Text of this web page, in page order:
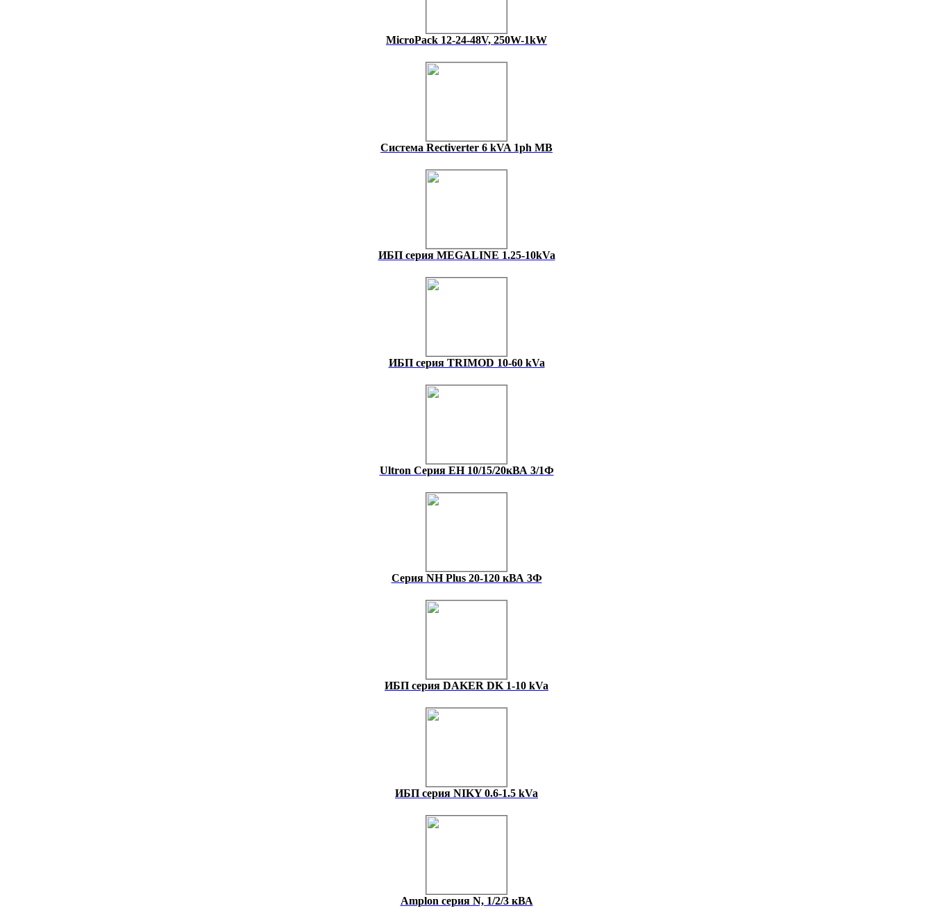
MicroPack 12-24-48V, 250W-1kW
Система Rectiverter 6 kVA 1ph MB
ИБП серия MEGALINE 1.25-10kVa
ИБП серия TRIMOD 10-60 kVa
Ultron Серия EH 10/15/20кВА 3/1Ф
Серия NH Plus 20-120 кВА 3Ф
ИБП серия DAKER DK 1-10 kVa
ИБП серия NIKY 0.6-1.5 kVa
Amplon cерия N, 1/2/3 кВА